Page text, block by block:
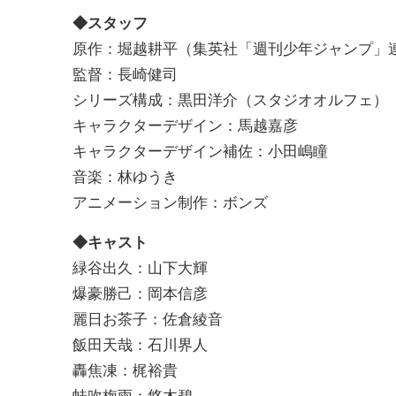
◆スタッフ
原作：堀越耕平（集英社「週刊少年ジャンプ
監督：長崎健司
シリーズ構成：黒田洋介（スタジオオルフェ）
キャラクターデザイン：馬越嘉彦
キャラクターデザイン補佐：小田嶋瞳
音楽：林ゆうき
アニメーション制作：ボンズ
◆キャスト
緑谷出久：山下大輝
爆豪勝己：岡本信彦
麗日お茶子：佐倉綾音
飯田天哉：石川界人
轟焦凍：梶裕貴